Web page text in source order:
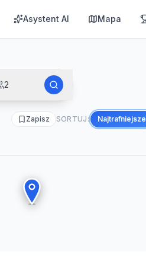
Asystent AI Mapa
2
Zapisz SORTUJ: Najtrafniejsze